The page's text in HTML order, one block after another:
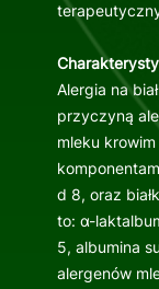
Alergia na
przyczyną
mleku
d 8, oraz
to: α-
5, albumina
alergenów